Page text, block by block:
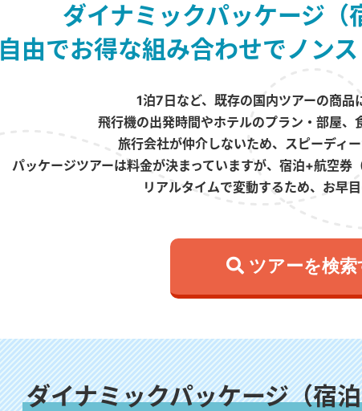
ダイナミックパッケージ（
自由でお得な組み合わせでノン
1泊7日など、既存の国内ツアーの商品
飛行機の出発時間やホテルのプラン・部屋、
旅行会社が仲介しないため、スピーディ
パッケージツアーは料金が決まっていますが、宿泊+航空券
リアルタイムで変動するため、お早
 ツアーを検索
ダイナミックパッケージ（宿